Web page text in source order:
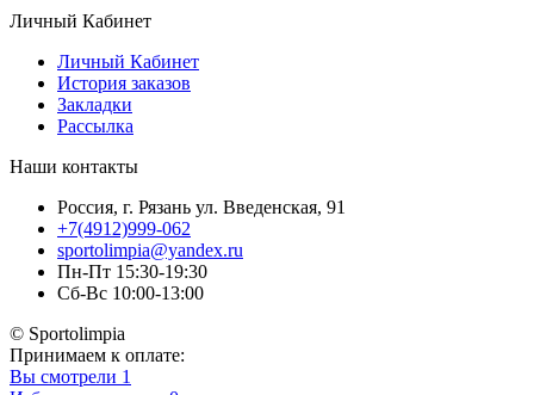
Личный Кабинет
Личный Кабинет
История заказов
Закладки
Рассылка
Наши контакты
Россия, г. Рязань ул. Введенская, 91
+7(4912)999-062
sportolimpia@yandex.ru
Пн-Пт 15:30-19:30
Сб-Вс 10:00-13:00
© Sportolimpia
Принимаем к оплате:
Вы смотрели 1